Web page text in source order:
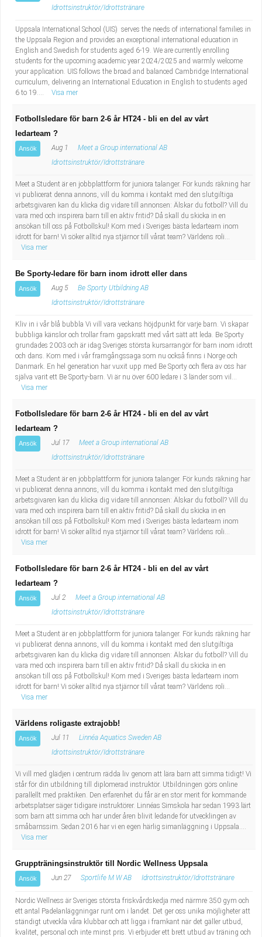
Idrottsinstruktör/Idrottstränare
Uppsala International School (UIS) serves the needs of international families in
the Uppsala Region and provides an exceptional international education in
English and Swedish for students aged 6-19. We are currently enrolling
students for the upcoming academic year 2024/2025 and warmly welcome
your application. UIS follows the broad and balanced Cambridge International
curriculum, delivering an International Education in English to students aged
6 to 19....
Visa mer
Fotbollsledare för barn 2-6 år HT24 - bli en del av vårt
ledarteam ?
Ansök Aug 1
Meet a Group international AB
Idrottsinstruktör/Idrottstränare
Meet a Student är en jobbplattform för juniora talanger. För kunds räkning har
vi publicerat denna annons, vill du komma i kontakt med den slutgiltiga
arbetsgivaren kan du klicka dig vidare till annonsen: Älskar du fotboll? Vill du
vara med och inspirera barn till en aktiv fritid? Då skall du skicka in en
ansökan till oss på Fotbollskul! Kom med i Sveriges bästa ledarteam inom
idrott för barn! Vi söker alltid nya stjärnor till vårat team? Världens roli...
Visa mer
Be Sporty-ledare för barn inom idrott eller dans
Ansök Aug 5
Be Sporty Utbildning AB
Idrottsinstruktör/Idrottstränare
Kliv in i vår blå bubbla Vi vill vara veckans höjdpunkt för varje barn. Vi skapar
bubbliga känslor och trollar fram gapskratt med vårt sätt att leda. Be Sporty
grundades 2003 och är idag Sveriges största kursarrangör för barn inom idrott
och dans. Kom med i vår framgångssaga som nu också finns i Norge och
Danmark. En hel generation har vuxit upp med Be Sporty och flera av oss har
själva varit ett Be Sporty-barn. Vi är nu över 600 ledare i 3 länder som vil...
Visa mer
Fotbollsledare för barn 2-6 år HT24 - bli en del av vårt
ledarteam ?
Ansök Jul 17
Meet a Group international AB
Idrottsinstruktör/Idrottstränare
Meet a Student är en jobbplattform för juniora talanger. För kunds räkning har
vi publicerat denna annons, vill du komma i kontakt med den slutgiltiga
arbetsgivaren kan du klicka dig vidare till annonsen: Älskar du fotboll? Vill du
vara med och inspirera barn till en aktiv fritid? Då skall du skicka in en
ansökan till oss på Fotbollskul! Kom med i Sveriges bästa ledarteam inom
idrott för barn! Vi söker alltid nya stjärnor till vårat team? Världens roli...
Visa mer
Fotbollsledare för barn 2-6 år HT24 - bli en del av vårt
ledarteam ?
Ansök Jul 2
Meet a Group international AB
Idrottsinstruktör/Idrottstränare
Meet a Student är en jobbplattform för juniora talanger. För kunds räkning har
vi publicerat denna annons, vill du komma i kontakt med den slutgiltiga
arbetsgivaren kan du klicka dig vidare till annonsen: Älskar du fotboll? Vill du
vara med och inspirera barn till en aktiv fritid? Då skall du skicka in en
ansökan till oss på Fotbollskul! Kom med i Sveriges bästa ledarteam inom
idrott för barn! Vi söker alltid nya stjärnor till vårat team? Världens roli...
Visa mer
Världens roligaste extrajobb!
Ansök Jul 11
Linnéa Aquatics Sweden AB
Idrottsinstruktör/Idrottstränare
Vi vill med glädjen i centrum rädda liv genom att lära barn att simma tidigt! Vi
står för din utbildning till diplomerad instruktör. Utbildningen görs online
parallellt med praktiken. Den erfarenhet du får är en stor merit för kommande
arbetsplatser säger tidigare instruktörer. Linnéas Simskola har sedan 1993 lärt
som barn att simma och har under åren blivit ledande för utvecklingen av
småbarnssim. Sedan 2016 har vi en egen härlig simanläggning i Uppsala....
Visa mer
Gruppträningsinstruktör till Nordic Wellness Uppsala
Ansök Jun 27 Sportlife M W AB Idrottsinstruktör/Idrottstränare
Nordic Wellness är Sveriges största friskvårdskedja med närmre 350 gym och
ett antal Padelanläggningar runt om i landet. Det ger oss unika möjligheter att
ständigt utveckla våra klubbar och att ligga i framkant när det gäller utbud,
kvalitet, personal och inte minst pris. Vi erbjuder ett brett utbud av träning och